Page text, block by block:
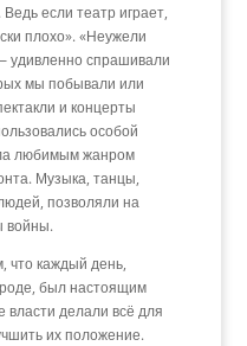
если театр играет,
плохо». «Неужели
удивленно спрашивали
мы побывали или
и концерты
особой
любимым жанром
Музыка, танцы,
позволяли на
войны.
что каждый день,
был настоящим
делали всё для
их положение.